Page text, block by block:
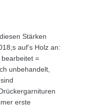
Stärken
auf’s Holz an:
=
unbehandelt,
erste